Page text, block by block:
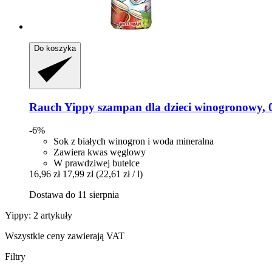
Do koszyka
Rauch Yippy szampan dla dzieci winogronowy,
-6%
Sok z białych winogron i woda mineralna
Zawiera kwas węglowy
W prawdziwej butelce
16,96 zł 17,99 zł (22,61 zł / l)
Dostawa do 11 sierpnia
Yippy: 2 artykuły
Wszystkie ceny zawierają VAT
Filtry